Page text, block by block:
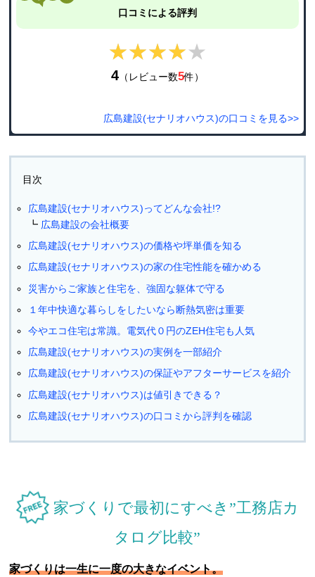
口コミによる評判
★★★★★
★★★★★
4 （レビュー数5件）
広島建設(セナリオハウス)の口コミを見る>>
目次
広島建設(セナリオハウス)ってどんな会社!?
広島建設の会社概要
広島建設(セナリオハウス)の価格や坪単価を知る
広島建設(セナリオハウス)の家の住宅性能を確かめる
災害からご家族と住宅を、強固な躯体で守る
１年中快適な暮らしをしたいなら断熱気密は重要
今やエコ住宅は常識。電気代０円のZEH住宅も人気
広島建設(セナリオハウス)の実例を一部紹介
広島建設(セナリオハウス)の保証やアフターサービスを紹介
広島建設(セナリオハウス)は値引きできる？
広島建設(セナリオハウス)の口コミから評判を確認